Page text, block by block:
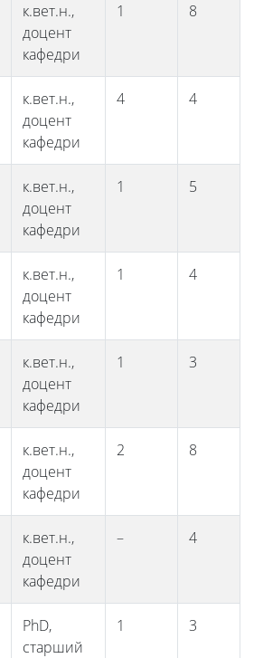
к.вет.н.,
доцент
кафедри
1 8
к.вет.н.,
доцент
кафедри
4 4
к.вет.н.,
доцент
кафедри
1 5
к.вет.н.,
доцент
кафедри
1 4
к.вет.н.,
доцент
кафедри
1 3
к.вет.н.,
доцент
кафедри
2 8
к.вет.н.,
доцент
кафедри
– 4
PhD,
старший
1 3